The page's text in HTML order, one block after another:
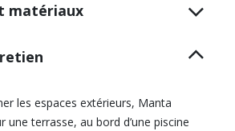
matériaux
les espaces extérieurs, Manta
une terrasse, au bord d’une piscine